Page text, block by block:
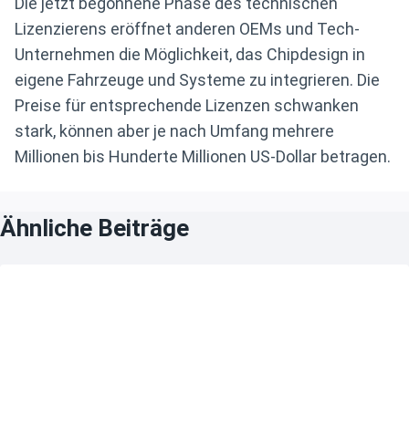
Lizenzierens eröffnet anderen OEMs und Tech-
Unternehmen die Möglichkeit, das Chipdesign in
eigene Fahrzeuge und Systeme zu integrieren. Die
Preise für entsprechende Lizenzen schwanken
stark, können aber je nach Umfang mehrere
Millionen bis Hunderte Millionen US-Dollar betragen.
Ähnliche Beiträge